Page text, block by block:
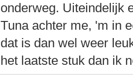
onderweg. Uiteindelijk
Tuna achter me, 'm in
dat is dan wel weer
het laatste stuk dan ik